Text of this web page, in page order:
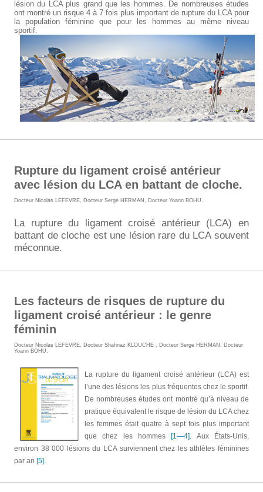
lésion du LCA plus grand que les hommes. De nombreuses études
ont montré un risque 4 à 7 fois plus important de rupture du LCA pour
la population féminine que pour les hommes au même niveau
sportif.
Rupture du ligament croisé antérieur
avec lésion du LCA en battant de cloche.
Docteur Nicolas LEFEVRE Docteur Serge HERMAN Docteur Yoann BOHU
La rupture du ligament croisé antérieur (LCA) en
battant de cloche est une lésion rare du LCA souvent
méconnue.
Les facteurs de risques de rupture du
ligament croisé antérieur : le genre
féminin
Docteur Nicolas LEFEVRE Docteur Shahnaz KLOUCHE Docteur Serge HERMAN
Docteur
Yoann BOHU
La rupture du ligament croisé antérieur (LCA) est
l’une des lésions les plus fréquentes chez le sportif.
De nombreuses études ont montré qu’à niveau de
pratique équivalent le risque de lésion du LCA chez
les femmes était quatre à sept fois plus important
que chez les hommes[1—4]. Aux États-Unis,
environ 38 000 lésions du LCA surviennent chez les athlètes féminines
par an [5].